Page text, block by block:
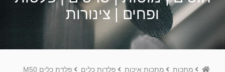
ופחים | צינורות
Homeמתכות מתכות איכות פלדות כלים פלדת כלים M50